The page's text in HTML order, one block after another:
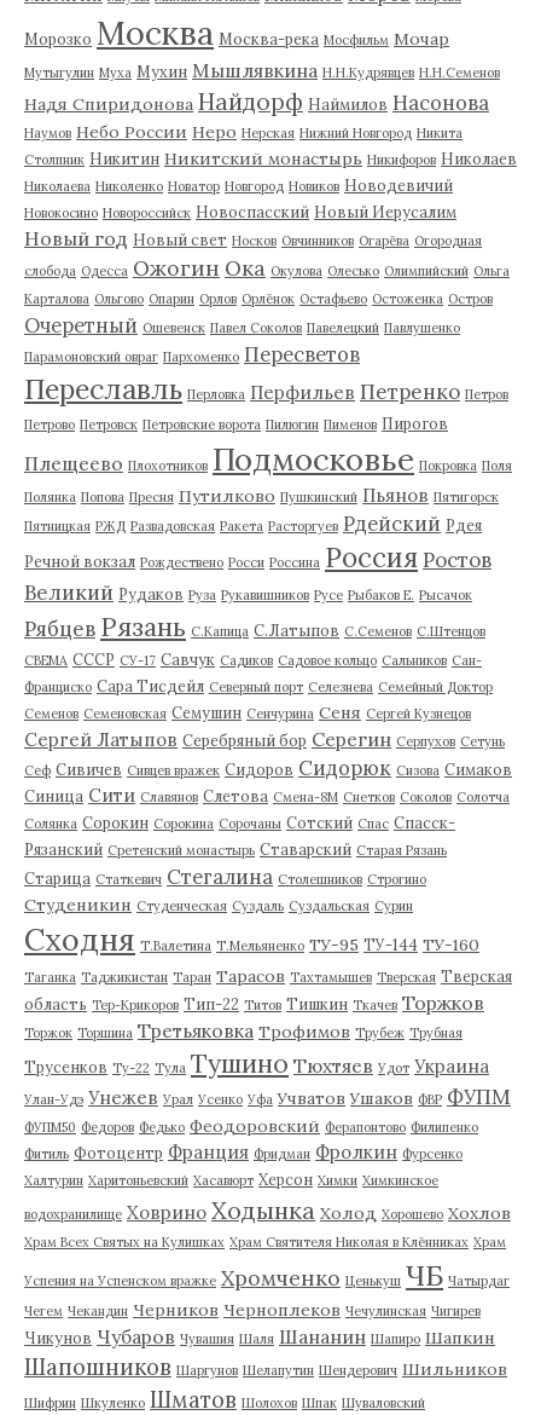
Морозко Москва Москва-река Мосфильм Мочар
Мутыгулин Муха Мухин Мышлявкина Н.Н.Кудрявцев Н.Н.Семенов
Надя Спиридонова Найдорф Наймилов Насонова
Наумов Небо России Неро Нерская Нижний Новгород Никита
Столпник Никитин Никитский монастырь Никифоров Николаев
Николаева Николенко Новатор Новгород Новиков Новодевичий
Новокосино Новороссийск Новоспасский Новый Иерусалим
Новый год Новый свет Носков Овчинников Огарёва Огородная
слобода Одесса Ожогин Ока Окулова Олесько Олимпийский Ольга
Карталова Ольгово Опарин Орлов Орлёнок Остафьево Остоженка Остров
Очеретный Ошевенск Павел Соколов Павелецкий Павлушенко
Парамоновский овраг Пархоменко Пересветов
Переславль Перловка Перфильев Петренко Петров
Петрово Петровск Петровские ворота Пилюгин Пименов Пирогов
Плещеево Плохотников Подмосковье Покровка Поля
Полянка Попова Пресня Путилково Пушкинский Пьянов Пятигорск
Пятницкая РЖД Развадовская Ракета Расторгуев Рдейский Рдея
Речной вокзал Рождествено Росси Россина Россия Ростов
Великий Рудаков Руза Рукавишников Русе Рыбаков Е. Рысачок
Рябцев Рязань С.Капица С.Латыпов С.Семенов С.Штенцов
СВЕМА СССР СУ-17 Савчук Садиков Садовое кольцо Сальников Сан-
Франциско Сара Тисдейл Северный порт Селезнева Семейный Доктор
Семенов Семеновская Семушин Сенчурина Сеня Сергей Кузнецов
Сергей Латыпов Серебряный бор Серегин Серпухов Сетунь
Сеф Сивичев Сивцев вражек Сидоров Сидорюк Сизова Симаков
Синица Сити Славянов Слетова Смена-8М Снетков Соколов Солотча
Солянка Сорокин Сорокина Сорочаны Сотский Спас Спасск-
Рязанский Сретенский монастырь Ставарский Старая Рязань
Старица Статкевич Стегалина Столешников Строгино
Студеникин Студенческая Суздаль Суздальская Сурин
Сходня Т.Валетина Т.Мельяненко ТУ-95 ТУ-144 ТУ-160
Таганка Таджикистан Таран Тарасов Тахтамышев Тверская Тверская
область Тер-Крикоров Тип-22 Титов Тишкин Ткачев Торжков
Торжок Торшина Третьяковка Трофимов Трубеж Трубная
Трусенков Ту-22 Тула Тушино Тюхтяев Удот Украина
Улан-Удэ Унежев Урал Усенко Уфа Учватов Ушаков ФВР ФУПМ
ФУПМ50 Федоров Федько Феодоровский Ферапонтово Филипенко
Фитиль Фотоцентр Франция Фридман Фролкин Фурсенко
Халтурин Харитоньевский Хасавюрт Херсон Химки Химкинское
водохранилище Ховрино Ходынка Холод Хорошево Хохлов
Храм Всех Святых на Кулишках Храм Святителя Николая в Клённиках Храм
Успения на Успенском вражке Хромченко Ценькуш ЧБ Чатырдаг
Чегем Чекандин Черников Черноплеков Чечулинская Чигирев
Чикунов Чубаров Чувашия Шаля Шананин Шапиро Шапкин
Шапошников Шаргунов Шелапутин Шендерович Шильников
Шифрин Шкуленко Шматов Шолохов Шпак Шуваловский